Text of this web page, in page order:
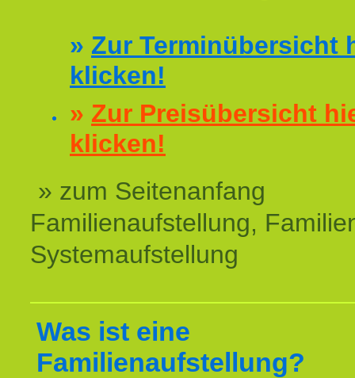
» Zur Terminübersicht
klicken!
» Zur Preisübersicht
klicken!
» zum Seitenanfang
Familienaufstellung,
Systemaufstellung
Was ist eine
Familienaufstellung?